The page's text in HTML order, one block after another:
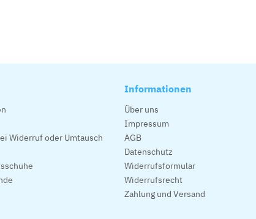
Widerruf oder Umtausch
Informationen
Über uns
Impressum
AGB
Datenschutz
Widerrufsformular
Widerrufsrecht
Zahlung und Versand